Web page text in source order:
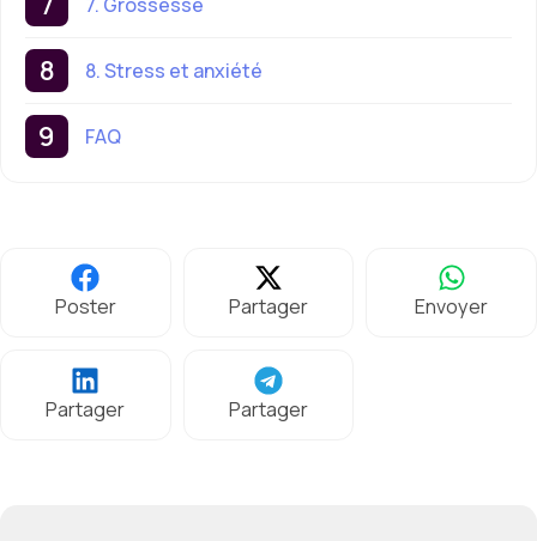
8. Stress et anxiété
FAQ
Poster Partager Envoyer
Partager Partager